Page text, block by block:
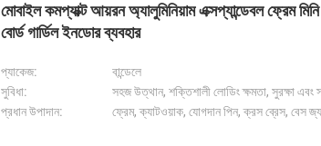
মোবাইল কমপ্যাক্ট আয়রন অ্যালুমিনিয়াম এক্সপ্যান্ডেবল ফ্রেম মিনি
বোর্ড গার্ডিল ইনডোর ব্যবহার
প্যাকেজ:
বান্ডেলে
সুবিধা:
সহজ উত্থান, শক্তিশালী লোডিং ক্ষমতা, সুরক্ষা এবং
প্রধান উপাদান:
ফ্রেম, ক্যাটওয়াক, যোগদান পিন, ক্রস ব্রেস, বেস